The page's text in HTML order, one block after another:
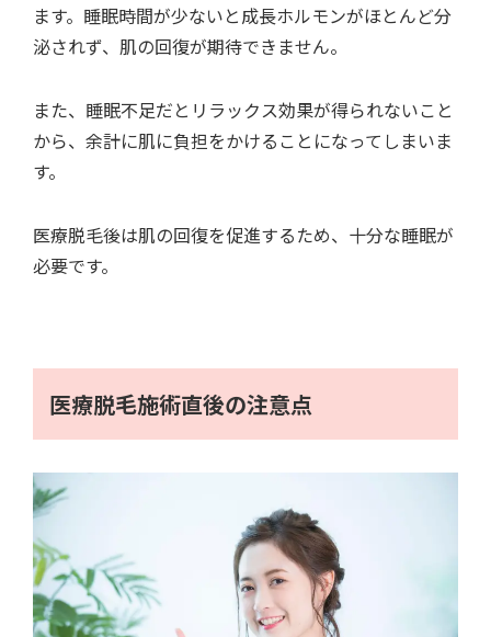
ます。睡眠時間が少ないと成長ホルモンがほとんど分
泌されず、肌の回復が期待できません。
また、睡眠不足だとリラックス効果が得られないこと
から、余計に肌に負担をかけることになってしまいま
す。
医療脱毛後は肌の回復を促進するため、十分な睡眠が
必要です。
医療脱毛施術直後の注意点